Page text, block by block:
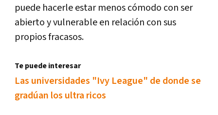
puede hacerle estar menos cómodo con ser
abierto y vulnerable en relación con sus
propios fracasos.
Te puede interesar
Las universidades "Ivy League" de donde se
gradúan los ultra ricos